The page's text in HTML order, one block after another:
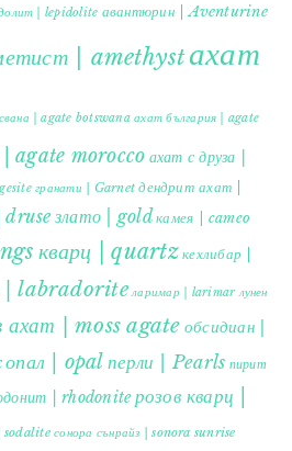
| lepidolite авантюрин | Aventurine
| amethystахат
| agate botswana ахат българия | agate
agate morocco ахат с друза |
гранати | Garnet дендрит ахат |
druse злато | gold камея | cameo
кварц | quartzкехлибар |
| labradorite ларимар | larimar лунен
ахат | moss agate обсидиан |
опал | opal перли | Pearls пирит |
| rhodonite розов кварц |
sodalite сонора сънрайз | sonora sunrise